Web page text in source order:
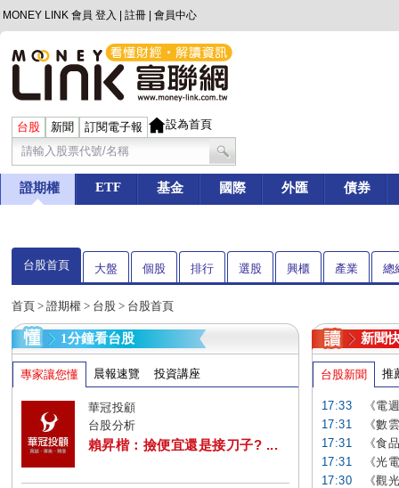
MONEY LINK 會員 登入 註冊 會員中心
台股 新聞 訂閱電子報 設為首頁
證期權 ETF 基金 國際 外匯 債券
台股首頁 大盤 個股 排行 選股 興櫃 產業 總
首頁 > 證期權 > 台股 > 台股首頁
1分鐘看台股
專家讓您懂 晨報速覽 投資講座
華冠投顧
台股分析
賴昇楷：撿便宜還是接刀子? ...
新聞
台股新聞 推
17:33
《電
17:31
《數
17:31
《食
17:31
《光
17:30
《觀